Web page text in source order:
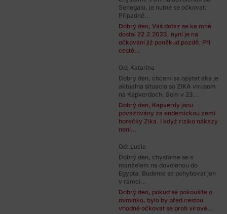
Senegalu, je nutné se očkovat.
Případně...
Dobrý den, Váš dotaz se ke mně
dostal 22.2.2023, nyní je na
očkování již poněkud pozdě. Při
cestě...
Od: Katarina
Dobry den, chcem sa opytat aka je
aktualna situacia so ZIKA virusom
na Kapverdoch. Som v 23...
Dobrý den, Kapverdy jsou
považovány za endemickou zemi
horečky Zika. I když riziko nákazy
není...
Od: Lucie
Dobrý den, chystáme se s
manželem na dovolenou do
Egypta. Budeme se pohybovat jen
v rámci...
Dobrý den, pokud se pokoušíte o
miminko, bylo by před cestou
vhodné očkovat se proti virové...